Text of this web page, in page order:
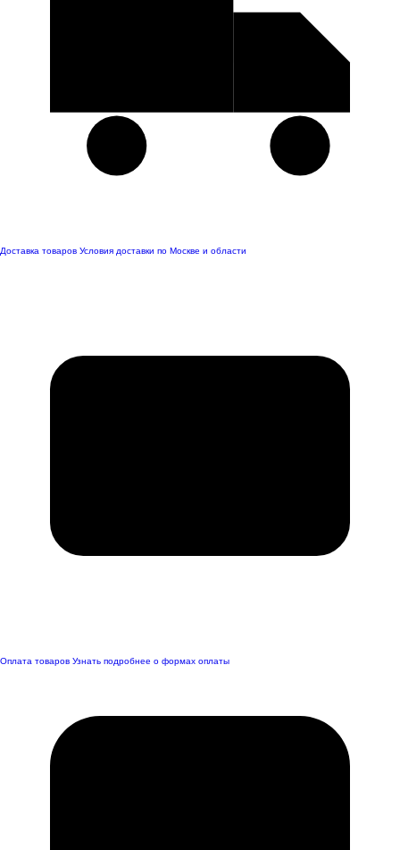
Доставка товаров Условия доставки по Москве и области
Оплата товаров Узнать подробнее о формах оплаты